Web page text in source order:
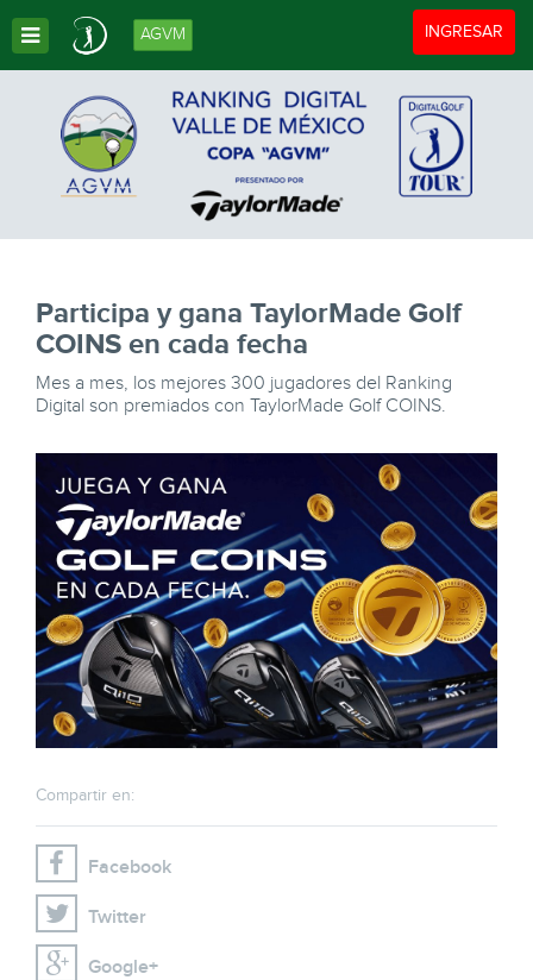
Toggle
INGRESAR
Toggle Dropdown
AGVM
Participa y gana TaylorMade Golf
COINS en cada fecha
Mes a mes, los mejores 300 jugadores del Ranking
Digital son premiados con TaylorMade Golf COINS.
Compartir en:
Facebook
Twitter
Google+